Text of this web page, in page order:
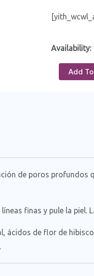
Availability:
Add
de poros profundos
finas y pule la piel.
ácidos de flor de